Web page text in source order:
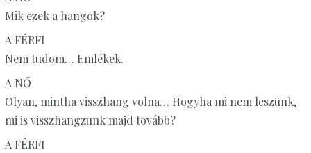
Mik ezek a hangok?
A FÉRFI
Nem tudom… Emlékek.
A NŐ
Olyan, mintha visszhang volna… Hogyha mi nem leszünk,
mi is visszhangzunk majd tovább?
A FÉRFI